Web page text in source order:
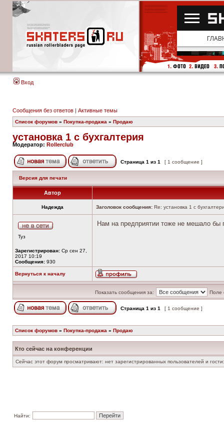
Вход
Сообщения без ответов | Активные темы
Список форумов » Покупка-продажа » Продаю
установка 1 с бухгалтерия
Модератор: Rollerclub
Страница 1 из 1 [ 1 сообщение ]
Версия для печати
Автор
Надежда Заголовок сообщения: Re: установка 1 с
Туз
Зарегистрирован: Ср сен 27,
2017 10:19
Сообщения: 930
Нам на предприятии тоже не мешало бы
Вернуться к началу
Показать сообщения за: Поле
Страница 1 из 1 [ 1 сообщение ]
Список форумов » Покупка-продажа » Продаю
Кто сейчас на конференции
Сейчас этот форум просматривают: нет зарегистрированных пользователей и
Найти: